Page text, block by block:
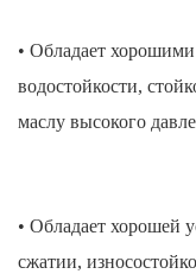
• Обладает
водостойкости,
маслу высокого
• Обладает хорошей
сжатии,